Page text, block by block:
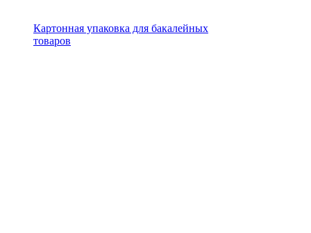
Картонная упаковка для бакалейных
товаров